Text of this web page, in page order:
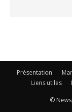
Présentation
Liens utiles
©